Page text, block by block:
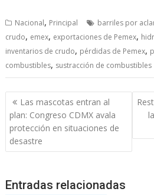
Nacional, Principal barriles por
crudo, emex, exportaciones de Pemex,
inventarios de crudo, pérdidas de Pemex,
combustibles, sustracción de combustibles
Navegación
de
entradas
Las mascotas entran al
plan: Congreso CDMX avala
protección en situaciones de
desastre
Entradas relacionadas